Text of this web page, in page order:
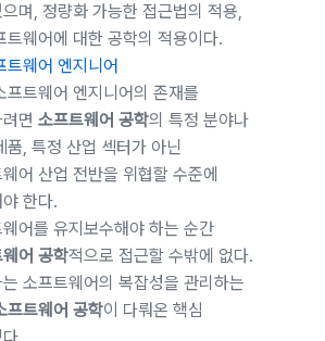
며, 정량화 가능한 접근법의 적용,
트웨어에 대한 공학의 적용이다.
트웨어 엔지니어
프트웨어 엔지니어의 존재를
면 소프트웨어 공학의 특정 분야나
품, 특정 산업 섹터가 아닌
어 산업 전반을 위협할 수준에
한다.
어를 유지보수해야 하는 순간
어 공학적으로 접근할 수밖에 없다.
소프트웨어의 복잡성을 관리하는
프트웨어 공학이 다뤄온 핵심